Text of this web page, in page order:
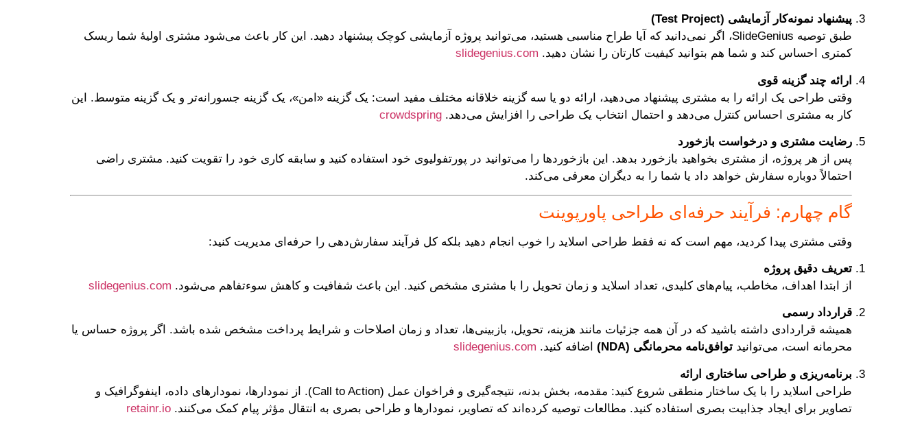
پیشنهاد نمونه‌کار آزمایشی (Test Project)
طبق توصیه SlideGenius، اگر نمی‌دانید که آیا طراح مناسبی هستید، می‌توانید پروژه آزمایشی کوچک پیشنهاد دهید. این کار باعث می‌شود مشتری اولیۀ شما ریسک
کمتری احساس کند و شما هم بتوانید کیفیت کارتان را نشان دهید. slidegenius.com
ارائه چند گزینه قوی
وقتی طراحی یک ارائه را به مشتری پیشنهاد می‌دهید، ارائه دو یا سه گزینه خلاقانه مختلف مفید است: یک گزینه «امن»، یک گزینه جسورانه‌تر و یک گزینه متوسط. این
کار به مشتری احساس کنترل می‌دهد و احتمال انتخاب یک طراحی را افزایش می‌دهد. crowdspring
رضایت مشتری و درخواست بازخورد
پس از هر پروژه، از مشتری بخواهید بازخورد بدهد. این بازخوردها را می‌توانید در پورتفولیوی خود استفاده کنید و سابقه کاری خود را تقویت کنید. مشتری راضی
احتمالاً دوباره سفارش خواهد داد یا شما را به دیگران معرفی می‌کند.
گام چهارم: فرآیند حرفه‌ای طراحی پاورپوینت
وقتی مشتری پیدا کردید، مهم است که نه فقط طراحی اسلاید را خوب انجام دهید بلکه کل فرآیند سفارش‌دهی را حرفه‌ای مدیریت کنید:
تعریف دقیق پروژه
از ابتدا اهداف، مخاطب، پیام‌های کلیدی، تعداد اسلاید و زمان تحویل را با مشتری مشخص کنید. این باعث شفافیت و کاهش سوءتفاهم می‌شود. slidegenius.com
قرارداد رسمی
همیشه قراردادی داشته باشید که در آن همه جزئیات مانند هزینه، تحویل، بازبینی‌ها، تعداد و زمان اصلاحات و شرایط پرداخت مشخص شده باشد. اگر پروژه حساس یا
محرمانه است، می‌توانید توافق‌نامه محرمانگی (NDA) اضافه کنید. slidegenius.com
برنامه‌ریزی و طراحی ساختاری ارائه
طراحی اسلاید را با یک ساختار منطقی شروع کنید: مقدمه، بخش بدنه، نتیجه‌گیری و فراخوان عمل (Call to Action). از نمودارها، نمودارهای داده، اینفوگرافیک و
تصاویر برای ایجاد جذابیت بصری استفاده کنید. مطالعات توصیه کرده‌اند که تصاویر، نمودارها و طراحی بصری به انتقال مؤثر پیام کمک می‌کنند. retainr.io